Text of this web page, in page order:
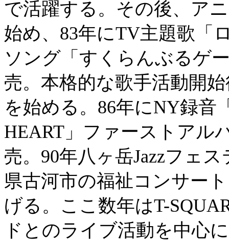
で活躍する。その後、ア
始め、83年にTV主題歌「
ソング「すくらんぶるゲ
売。本格的な歌手活動開
を始める。86年にNY
HEART」ファーストアル
売。90年八ヶ岳Jazzフェ
県古河市の福祉コンサー
げる。ここ数年はT-
ドとのライブ活動を中心